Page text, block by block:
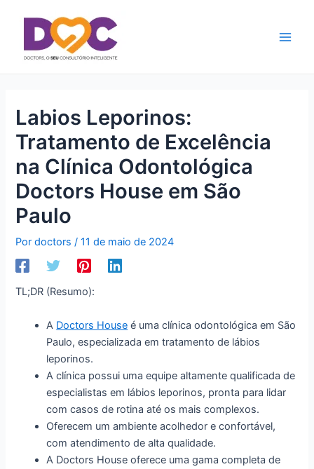
conteúdo
Labios Leporinos:
Tratamento de Excelência
na Clínica Odontológica
Doctors House em São
Paulo
Pordoctors/11 de maio de 2024
TL;DR (Resumo):
A Doctors House é uma clínica odontológica em São
Paulo, especializada em tratamento de lábios
leporinos.
A clínica possui uma equipe altamente qualificada de
especialistas em lábios leporinos, pronta para lidar
com casos de rotina até os mais complexos.
Oferecem um ambiente acolhedor e confortável,
com atendimento de alta qualidade.
A Doctors House oferece uma gama completa de